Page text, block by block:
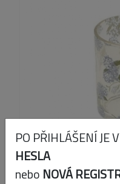
PO PŘIHLÁŠENÍ JE
HESLA
nebo NOVÁ